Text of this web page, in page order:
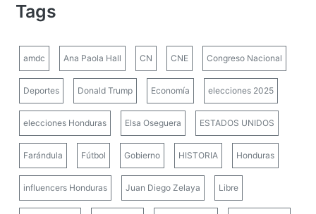
Tags
amdc Ana Paola Hall CN CNE Congreso Nacional
Deportes Donald Trump Economía elecciones 2025
elecciones Honduras Elsa Oseguera ESTADOS UNIDOS
Farándula Fútbol Gobierno HISTORIA Honduras
influencers Honduras Juan Diego Zelaya Libre